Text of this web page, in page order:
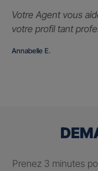
Votre Agent vous
votre profil tant
Annabelle E.
Prenez 3 minutes